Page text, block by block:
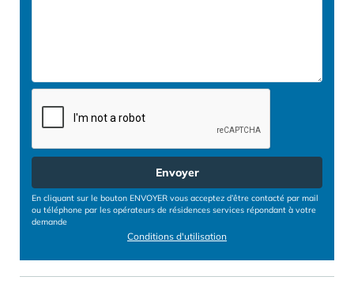
Envoyer
En cliquant sur le bouton ENVOYER vous acceptez d’être contacté par mail
ou téléphone par les opérateurs de résidences services répondant à votre
demande
Conditions d'utilisation